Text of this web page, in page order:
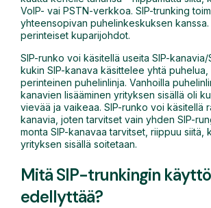
VoIP- vai PSTN-verkkoa. SIP-trunking
yhteensopivan puhelinkeskuksen
perinteiset kuparijohdot.
SIP-runko voi käsitellä useita SIP-kanavia/
kukin SIP-kanava käsittelee yhtä puhelua,
perinteinen puhelinlinja. Vanhoilla
kanavien lisääminen yrityksen sisällä oli
vievää ja vaikeaa. SIP-runko voi käsitellä
kanavia, joten tarvitset vain yhden SIP-
monta SIP-kanavaa tarvitset, riippuu siitä,
yrityksen sisällä soitetaan.
Mitä SIP-trunkingin käyttö
edellyttää?